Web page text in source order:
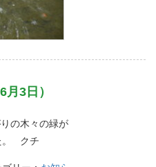
3日）
の木々の緑が
。 クチ